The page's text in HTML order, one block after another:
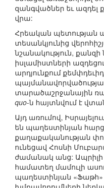
զանգվածներ եւ ազդել
վրա:
Հրեական պետության
տեսանկյունից
նշանակություն, քանզի
իսլամիստների
արդյունքում
տարածաշրջանային
quo-ն հայտնվում է
Այդ առումով,
են պաղեստինյան
քաղաքականության
ունեցավ Հոսնի
ժամանակ անց: Ապրիլի
համատեղ մամուլի
պաղեստինյան «Ֆաթհ»